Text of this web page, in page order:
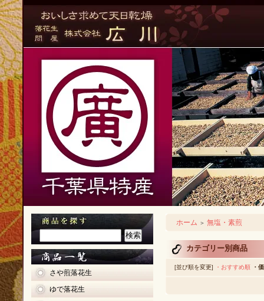
さや煎落花生
ゆで落花生
ホーム ＞ 無塩・素煎
カテゴリー別商品
[並び順を変更] ・おすすめ順 ・